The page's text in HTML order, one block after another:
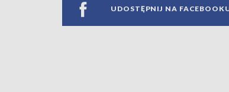
UDOSTĘPNIJ NA